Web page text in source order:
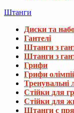
Штанги
Диски та
Гантелі
Штанги з
Штанги з
Грифи
Грифи
Тренувальні
Стійки для
Стійки для
Штанги с